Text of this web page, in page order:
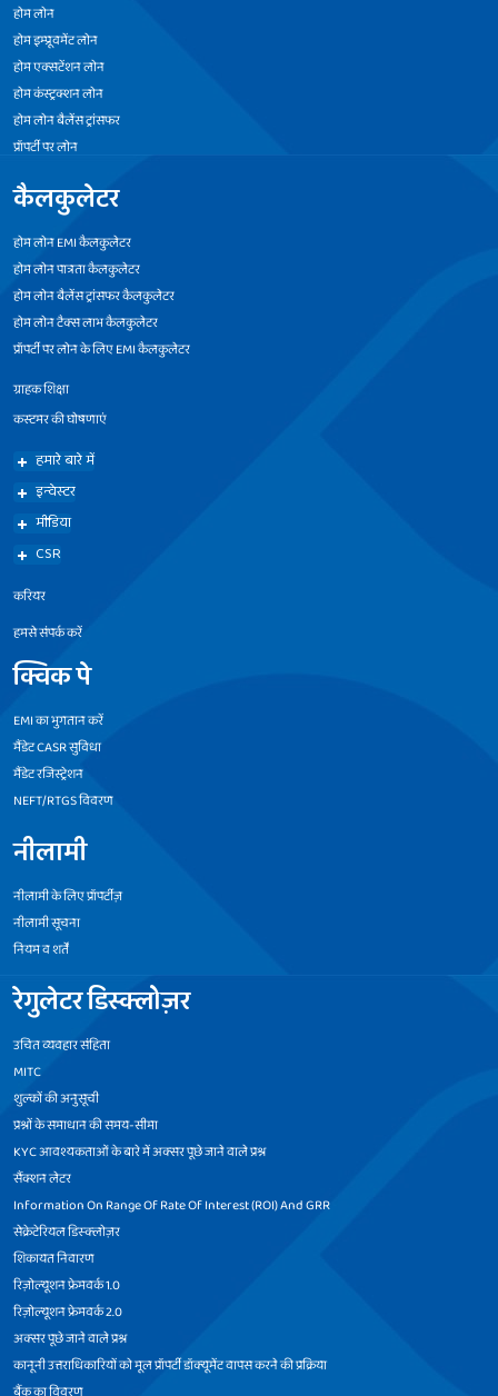
होम लोन
होम इम्प्रूवमेंट लोन
होम एक्सटेंशन लोन
होम कंस्ट्रक्शन लोन
होम लोन बैलेंस ट्रांसफर
प्रॉपर्टी पर लोन
कैलकुलेटर
होम लोन EMI कैलकुलेटर
होम लोन पात्रता कैलकुलेटर
होम लोन बैलेंस ट्रांसफर कैलकुलेटर
होम लोन टैक्स लाभ कैलकुलेटर
प्रॉपर्टी पर लोन के लिए EMI कैलकुलेटर
ग्राहक शिक्षा
कस्टमर की घोषणाएं
हमारे बारे में
इन्वेस्टर
मीडिया
CSR
करियर
हमसे संपर्क करें
क्विक पे
EMI का भुगतान करें
मैंडेट CASR सुविधा
मैंडेट रजिस्ट्रेशन
NEFT/RTGS विवरण
नीलामी
नीलामी के लिए प्रॉपर्टीज़
नीलामी सूचना
नियम व शर्तें
रेगुलेटर डिस्क्लोज़र
उचित व्यवहार संहिता
MITC
शुल्कों की अनुसूची
प्रश्नों के समाधान की समय-सीमा
KYC आवश्यकताओं के बारे में अक्सर पूछे जाने वाले प्रश्न
सैंक्शन लेटर
Information On Range Of Rate Of Interest (ROI) And GRR
सेक्रेटेरियल डिस्क्लोज़र
शिकायत निवारण
रिज़ोल्यूशन फ्रेमवर्क 1.0
रिज़ोल्यूशन फ्रेमवर्क 2.0
अक्सर पूछे जाने वाले प्रश्न
कानूनी उत्तराधिकारियों को मूल प्रॉपर्टी डॉक्यूमेंट वापस करने की प्रक्रिया